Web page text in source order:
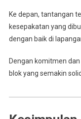
Ke depan, tantangan
kesepakatan yang
dengan baik di
Dengan komitmen
blok yang semakin